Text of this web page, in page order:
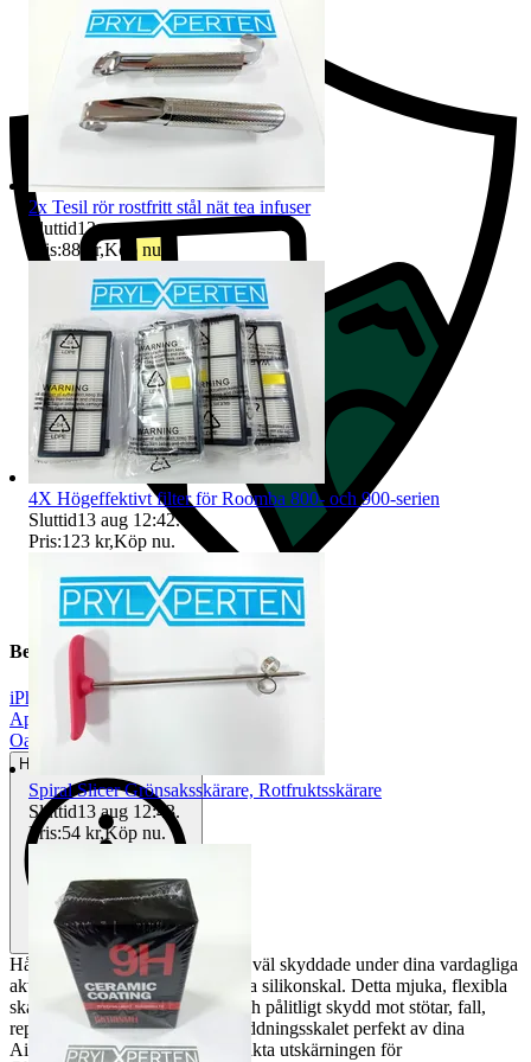
Beskrivning
iPhone 15 Pro|
Apple
Oanvänt
Helt ny och aldrig använd
Håll dina AirPods 3 snygga och väl skyddade under dina vardagliga
aktiviteter med detta förstklassiga silikonskal. Detta mjuka, flexibla
skal är supertunt men hållbart och pålitligt skydd mot stötar, fall,
repor och smuts. Det matchar laddningsskalet perfekt av dina
AirPods 3 och tack vare den exakta utskärningen för
2x Tesil rör rostfritt stål nät tea infuser
Sluttid13 aug 12:41
Pris:88 kr,Köp nu
4X Högeffektivt filter för Roomba 800- och 900-serien
Sluttid13 aug 12:42.
Pris:123 kr,Köp nu.
Spiral Slicer Grönsaksskärare, Rotfruktsskärare
Sluttid13 aug 12:43.
Pris:54 kr,Köp nu.